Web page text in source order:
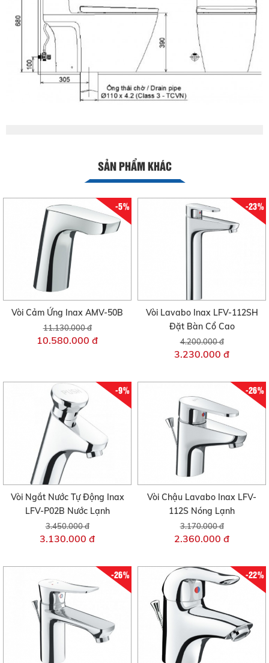
SẢN PHẨM KHÁC
-5%
Vòi Cảm Ứng Inax AMV-50B
11.130.000 đ
10.580.000 đ
-23%
Vòi Lavabo Inax LFV-112SH
Đặt Bàn Cổ Cao
4.200.000 đ
3.230.000 đ
-9%
Vòi Ngắt Nước Tự Động Inax
LFV-P02B Nước Lạnh
3.450.000 đ
3.130.000 đ
-26%
Vòi Chậu Lavabo Inax LFV-
112S Nóng Lạnh
3.170.000 đ
2.360.000 đ
-26% -22%